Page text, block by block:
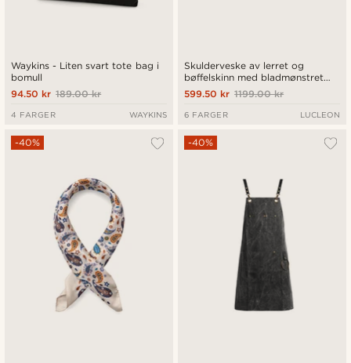
Waykins - Liten svart tote bag i
bomull
189.00 kr
94.50 kr
4 FARGER WAYKINS
Skulderveske av lerret og
bøffelskinn med bladmønstret
kamuflasje 1199.00 kr
599.50 kr
6 FARGER LUCLEON
-40% -40%